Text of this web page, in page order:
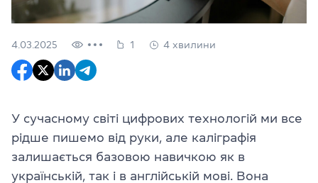
4.03.2025 1 4 хвилини
У сучасному світі цифрових технологій ми все
рідше пишемо від руки, але каліграфія
залишається базовою навичкою як в
українській, так і в англійській мові. Вона